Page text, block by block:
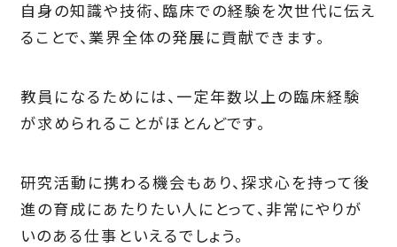
自身の知識や技術、臨床での経験を次世代に伝え
ることで、業界全体の発展に貢献できます。
教員になるためには、一定年数以上の臨床経験
が求められることがほとんどです。
研究活動に携わる機会もあり、探求心を持って後
進の育成にあたりたい人にとって、非常にやりが
いのある仕事といえるでしょう。